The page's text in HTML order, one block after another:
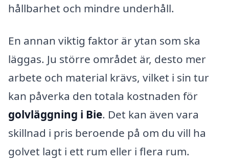
hållbarhet och mindre underhåll.
En annan viktig faktor är ytan som ska
läggas. Ju större området är, desto mer
arbete och material krävs, vilket i sin tur
kan påverka den totala kostnaden för
golvläggning i Bie. Det kan även vara
skillnad i pris beroende på om du vill ha
golvet lagt i ett rum eller i flera rum.